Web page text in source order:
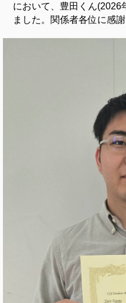
において、豊田くん(2026
ました。関係者各位に感謝